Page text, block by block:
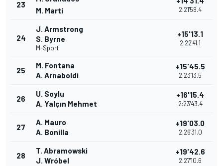
23
M. Marti
2:21'59.4
24
J. Armstrong
S. Byrne
M-Sport
+15'13.1
2:22'41.1
25
M. Fontana
A. Arnaboldi
+15'45.5
2:23'13.5
26
U. Soylu
A. Yalçın Mehmet
+16'15.4
2:23'43.4
27
A. Mauro
A. Bonilla
+19'03.0
2:26'31.0
28
T. Abramowski
J. Wróbel
+19'42.6
2:27'10.6